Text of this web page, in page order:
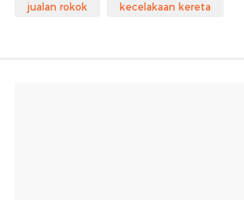
jualan rokok kecelakaan kereta